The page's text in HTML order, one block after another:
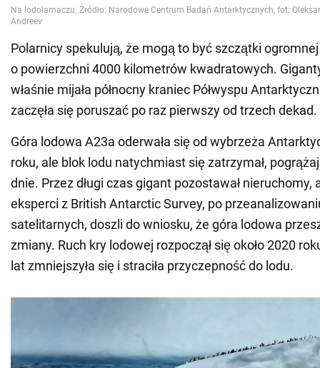
Polarnicy spekulują, że mogą to być szczątki
o powierzchni 4000 kilometrów kwadratowych.
właśnie mijała północny kraniec Półwyspu
zaczęła się poruszać po raz pierwszy od trzech dekad.
Góra lodowa A23a oderwała się od wybrzeża
roku, ale blok lodu natychmiast się zatrzymał,
dnie. Przez długi czas gigant pozostawał nieruchomy,
eksperci z British Antarctic Survey, po
satelitarnych, doszli do wniosku, że góra lodowa
zmiany. Ruch kry lodowej rozpoczął się około 2020
lat zmniejszyła się i straciła przyczepność do lodu.